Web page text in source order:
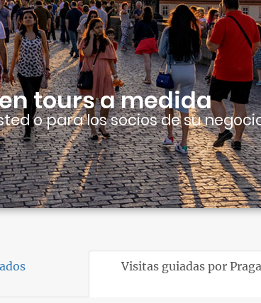
tours a medida
o para los socios de su
Visitas guiadas por Praga